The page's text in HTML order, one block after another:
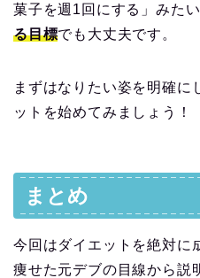
菓子を週1回にする」みたい
る目標でも大丈夫です。
まずはなりたい姿を明確に
ットを始めてみましょう！
まとめ
今回はダイエットを絶対に
痩せた元デブの目線から説